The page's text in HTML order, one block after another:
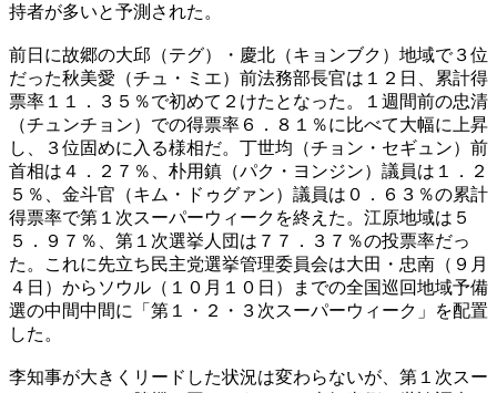
持者が多いと予測された。
前日に故郷の大邱（テグ）・慶北（キョンブク）地域で３位
だった秋美愛（チュ・ミエ）前法務部長官は１２日、累計得
票率１１．３５％で初めて２けたとなった。１週間前の忠清
（チュンチョン）での得票率６．８１％に比べて大幅に上昇
し、３位固めに入る様相だ。丁世均（チョン・セギュン）前
首相は４．２７％、朴用鎮（パク・ヨンジン）議員は１．２
５％、金斗官（キム・ドゥグァン）議員は０．６３％の累計
得票率で第１次スーパーウィークを終えた。江原地域は５
５．９７％、第１次選挙人団は７７．３７％の投票率だっ
た。これに先立ち民主党選挙管理委員会は大田・忠南（９月
４日）からソウル（１０月１０日）までの全国巡回地域予備
選の中間中間に「第１・２・３次スーパーウィーク」を配置
した。
李知事が大きくリードした状況は変わらないが、第１次スー